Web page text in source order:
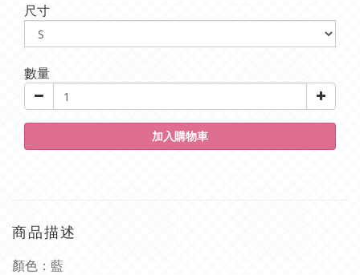
尺寸
數量
加入購物車
商品描述
顏色：藍